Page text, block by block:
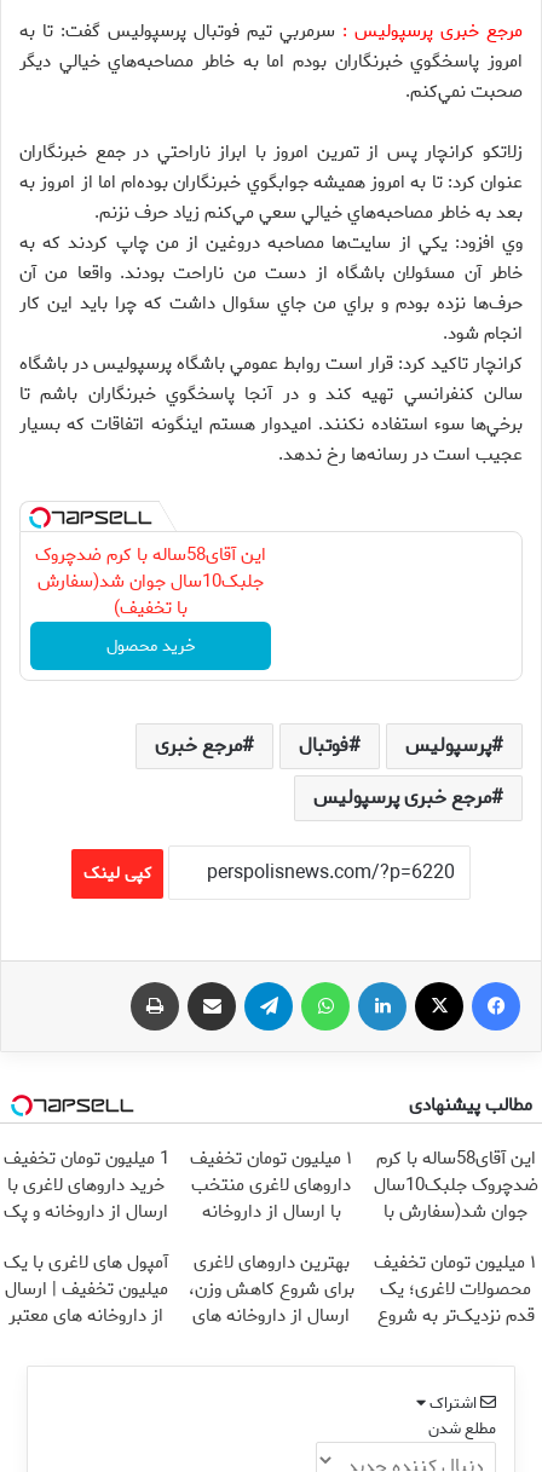
مرجع خبری پرسپولیس : سرمربي تيم فوتبال پرسپوليس گفت‌: تا به
امروز پاسخگوي خبرنگاران بودم اما به خاطر مصاحبه‌هاي خيالي ديگر
صحبت نمي‌‌كنم.
زلاتكو كرانچار پس از تمرين امروز با ابراز ناراحتي در جمع خبرنگاران
عنوان كرد: تا به امروز هميشه جوابگوي خبرنگاران بوده‌ام اما از امروز به
بعد به خاطر مصاحبه‌هاي خيالي سعي مي‌كنم زياد حرف نزنم.
وي افزود:‌ يكي از سايت‌ها مصاحبه دروغين از من چاپ كردند كه به
خاطر آن مسئولان باشگاه از دست من ناراحت بودند. واقعا من آن
حرف‌ها نزده بودم و براي من جاي سئوال داشت كه چرا بايد اين كار
انجام شود.
كرانچار تاكيد كرد: ‌قرار است روابط عمومي باشگاه پرسپوليس در باشگاه
سالن كنفرانسي تهيه كند و در آنجا پاسخگوي خبرنگاران باشم تا
برخي‌ها سوء استفاده نكنند. اميدوار هستم اينگونه اتفاقات كه بسيار
عجيب است در رسانه‌ها رخ ندهد.
این آقای58ساله با کرم ضدچروک
جلبک10سال جوان شد(سفارش
با تخفیف)
خرید محصول
پرسپولیس فوتبال
مرجع خبری
مرجع خبری پرسپولیس
کپی لینک
فیس بوک لینکدین تلگرام اشتراک گذاری از طریق ایمیل
مطالب پیشنهادی
این آقای58ساله با کرم
ضدچروک جلبک10سال
جوان شد(سفارش با
۱ میلیون تومان تخفیف
داروهای لاغری منتخب
با ارسال از داروخانه
1 میلیون تومان تخفیف
خرید داروهای لاغری با
ارسال از داروخانه و پک
۱ میلیون تومان تخفیف
محصولات لاغری؛ یک
قدم نزدیک‌تر به شروع
بهترین داروهای لاغری
برای شروع کاهش وزن،
ارسال از داروخانه های
آمپول های لاغری با یک
میلیون تخفیف | ارسال
از داروخانه های معتبر
اشتراک
مطلع شدن